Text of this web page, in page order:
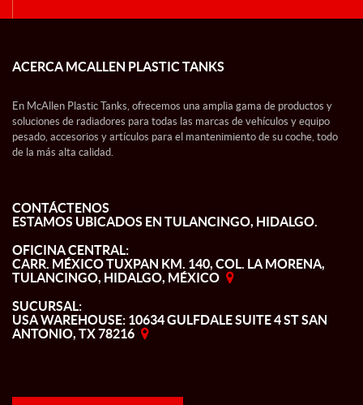
ACERCA MCALLEN PLASTIC TANKS
En McAllen Plastic Tanks, ofrecemos una amplia gama de productos y
soluciones de radiadores para todas las marcas de vehículos y equipo
pesado, accesorios y artículos para el mantenimiento de su coche, todo
de la más alta calidad.
CONTÁCTENOS
ESTAMOS UBICADOS EN TULANCINGO, HIDALGO.
OFICINA CENTRAL:
CARR. MÉXICO TUXPAN KM. 140, COL. LA MORENA,
TULANCINGO, HIDALGO, MÉXICO
SUCURSAL:
USA WAREHOUSE: 10634 GULFDALE SUITE 4 ST SAN
ANTONIO, TX 78216